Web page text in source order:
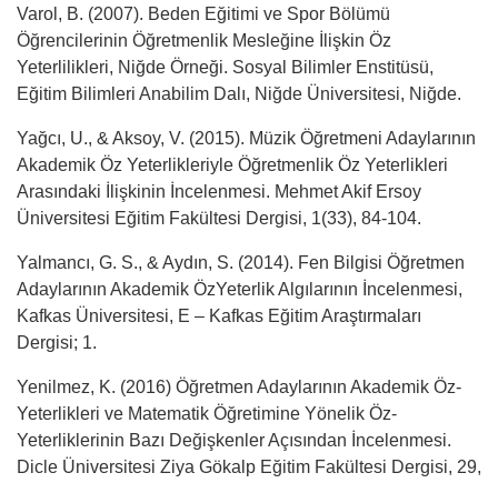
Varol, B. (2007). Beden Eğitimi ve Spor Bölümü
Öğrencilerinin Öğretmenlik Mesleğine İlişkin Öz
Yeterlilikleri, Niğde Örneği. Sosyal Bilimler Enstitüsü,
Eğitim Bilimleri Anabilim Dalı, Niğde Üniversitesi, Niğde.
Yağcı, U., & Aksoy, V. (2015). Müzik Öğretmeni Adaylarının
Akademik Öz Yeterlikleriyle Öğretmenlik Öz Yeterlikleri
Arasındaki İlişkinin İncelenmesi. Mehmet Akif Ersoy
Üniversitesi Eğitim Fakültesi Dergisi, 1(33), 84-104.
Yalmancı, G. S., & Aydın, S. (2014). Fen Bilgisi Öğretmen
Adaylarının Akademik ÖzYeterlik Algılarının İncelenmesi,
Kafkas Üniversitesi, E – Kafkas Eğitim Araştırmaları
Dergisi; 1.
Yenilmez, K. (2016) Öğretmen Adaylarının Akademik Öz-
Yeterlikleri ve Matematik Öğretimine Yönelik Öz-
Yeterliklerinin Bazı Değişkenler Açısından İncelenmesi.
Dicle Üniversitesi Ziya Gökalp Eğitim Fakültesi Dergisi, 29,